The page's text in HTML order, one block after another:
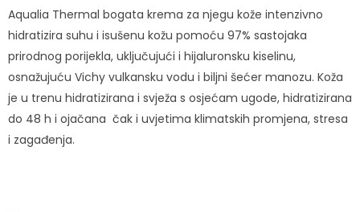
Aqualia Thermal bogata krema za njegu kože intenzivno
hidratizira suhu i isušenu kožu pomoću 97% sastojaka
prirodnog porijekla, uključujući i hijaluronsku kiselinu,
osnažujuću Vichy vulkansku vodu i biljni šećer manozu. Koža
je u trenu hidratizirana i svježa s osjećam ugode, hidratizirana
do 48 h i ojačana čak i uvjetima klimatskih promjena, stresa
i zagađenja.